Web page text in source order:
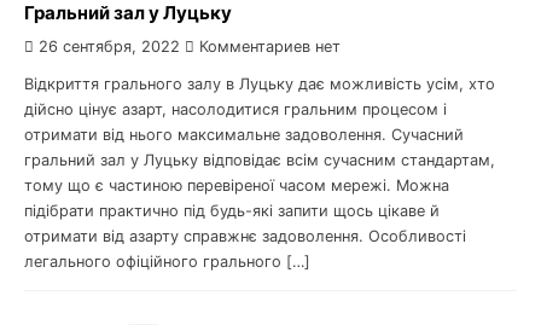
Гральний зал у Луцьку
26 сентября, 2022 Комментариев нет
Відкриття грального залу в Луцьку дає можливість усім, хто
дійсно цінує азарт, насолодитися гральним процесом і
отримати від нього максимальне задоволення. Сучасний
гральний зал у Луцьку відповідає всім сучасним стандартам,
тому що є частиною перевіреної часом мережі. Можна
підібрати практично під будь-які запити щось цікаве й
отримати від азарту справжнє задоволення. Особливості
легального офіційного грального […]